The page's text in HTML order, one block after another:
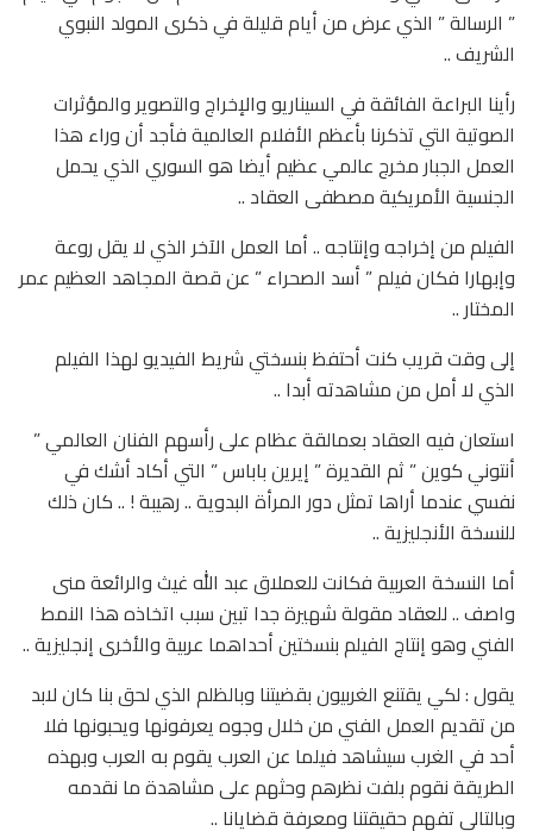
” الرسالة ” الذي عرض من أيام قليلة في ذكرى المولد النبوي
الشريف ..
رأينا البراعة الفائقة في السيناريو والإخراج والتصوير والمؤثرات
الصوتية التي تذكرنا بأعظم الأفلام العالمية فأجد أن وراء هذا
العمل الجبار مخرج عالمي عظيم أيضا هو السوري الذي يحمل
الجنسية الأمريكية مصطفى العقاد ..
الفيلم من إخراجه وإنتاجه .. أما العمل الآخر الذي لا يقل روعة
وإبهارا فكان فيلم ” أسد الصحراء ” عن قصة المجاهد العظيم عمر
المختار ..
إلى وقت قريب كنت أحتفظ بنسختي شريط الفيديو لهذا الفيلم
الذي لا أمل من مشاهدته أبدا ..
استعان فيه العقاد بعمالقة عظام على رأسهم الفنان العالمي ”
أنتوني كوين ” ثم القديرة ” إيرين باباس ” التي أكاد أشك في
نفسي عندما أراها تمثل دور المرأة البدوية .. رهيبة ! .. كان ذلك
للنسخة الأنجليزية ..
أما النسخة العربية فكانت للعملاق عبد الله غيث والرائعة منى
واصف .. للعقاد مقولة شهيرة جدا تبين سبب اتخاذه هذا النمط
الفني وهو إنتاج الفيلم بنسختين أحداهما عربية والأخرى إنجليزية ..
يقول : لكي يقتنع الغربيون بقضيتنا وبالظلم الذي لحق بنا كان لابد
من تقديم العمل الفني من خلال وجوه يعرفونها ويحبونها فلا
أحد في الغرب سيشاهد فيلما عن العرب يقوم به العرب وبهذه
الطريقة نقوم بلفت نظرهم وحثهم على مشاهدة ما نقدمه
وبالتالي تفهم حقيقتنا ومعرفة قضايانا ..